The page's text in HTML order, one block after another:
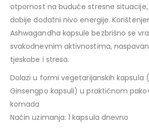
otpornost na buduće stresne situacije,
dobije dodatni nivo energije.
Ashwagandha kapsule bezbrišno se
svakodnevnim aktivnostima,
tjeskobe i stresa.
Dolazi u formi vegetarijanskih kapsula
Ginsengpo kapsuli) u praktičnom
komada
Način uzimanja: 1 kapsula dnevno